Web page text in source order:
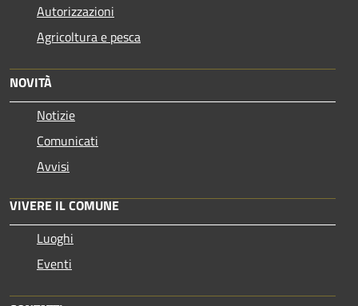
Autorizzazioni
Agricoltura e pesca
NOVITÀ
Notizie
Comunicati
Avvisi
VIVERE IL COMUNE
Luoghi
Eventi